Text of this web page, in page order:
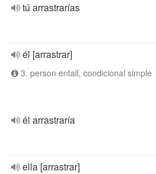
tú arrastrarías
él [arrastrar]
3. person entall, condicional simple
él arrastraría
ella [arrastrar]